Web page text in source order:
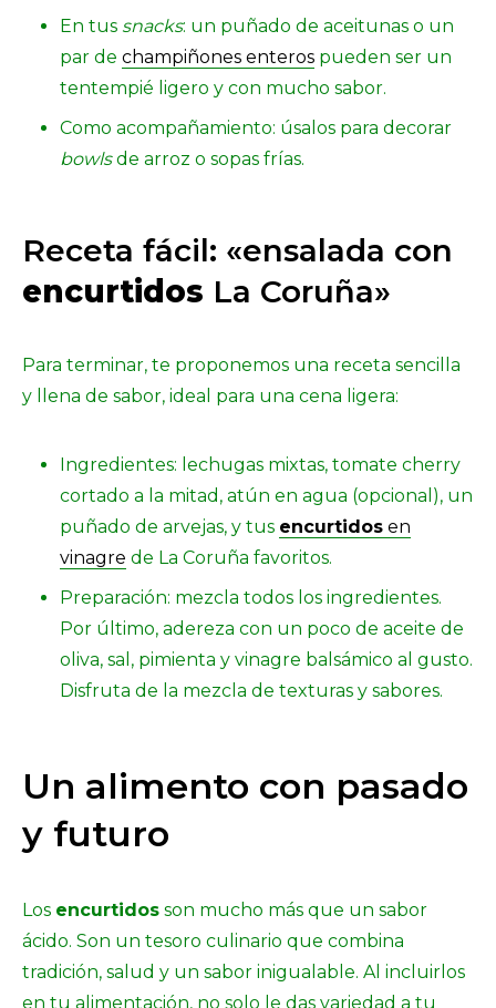
En tus snacks: un puñado de aceitunas o un
par de champiñones enteros pueden ser un
tentempié ligero y con mucho sabor.
Como acompañamiento: úsalos para decorar
bowlsde arroz o sopas frías.
Receta fácil: «ensalada con
encurtidos La Coruña»
Para terminar, te proponemos una receta sencilla
y llena de sabor, ideal para una cena ligera:
Ingredientes: lechugas mixtas, tomate cherry
cortado a la mitad, atún en agua (opcional), un
puñado de arvejas, y tus encurtidos en
vinagre de La Coruña favoritos.
Preparación: mezcla todos los ingredientes.
Por último, adereza con un poco de aceite de
oliva, sal, pimienta y vinagre balsámico al gusto.
Disfruta de la mezcla de texturas y sabores.
Un alimento con pasado
y futuro
Los encurtidos son mucho más que un sabor
ácido. Son un tesoro culinario que combina
tradición, salud y un sabor inigualable. Al incluirlos
en tu alimentación, no solo le das variedad a tu